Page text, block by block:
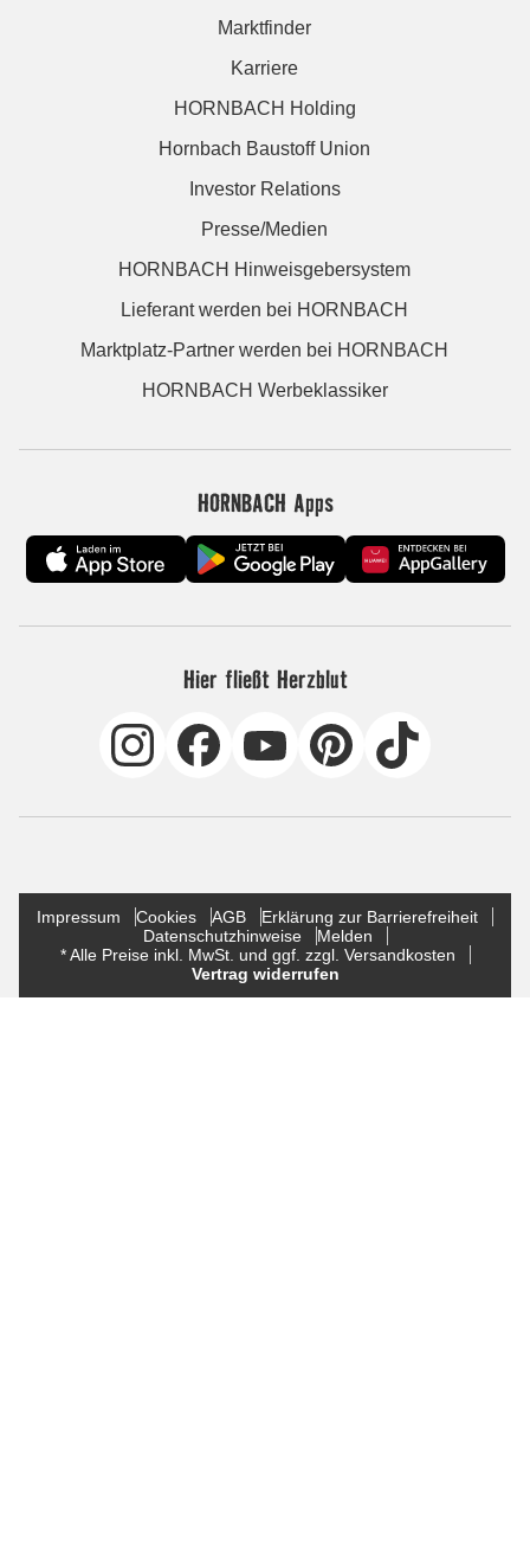
Marktfinder
Karriere
HORNBACH Holding
Hornbach Baustoff Union
Investor Relations
Presse/Medien
HORNBACH Hinweisgebersystem
Lieferant werden bei HORNBACH
Marktplatz-Partner werden bei HORNBACH
HORNBACH Werbeklassiker
HORNBACH Apps
Hier fließt Herzblut
Impressum Cookies AGB
Erklärung zur Barrierefreiheit
Datenschutzhinweise
Melden
* Alle Preise inkl. MwSt. und ggf. zzgl. Versandkosten
Vertrag widerrufen